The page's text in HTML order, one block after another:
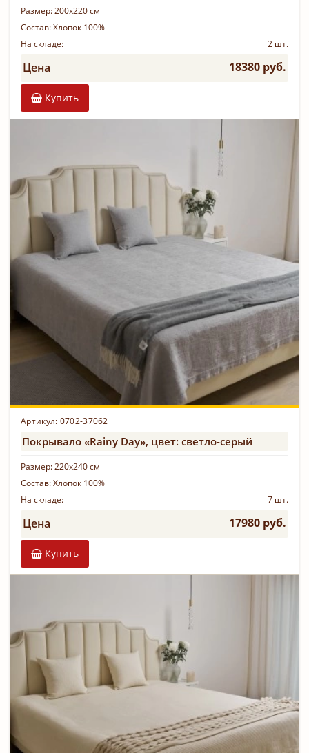
Размер:200х220 см
Состав:Хлопок 100%
На складе:
2 шт.
Цена 18380 руб.
Купить
Артикул: 0702-37062
Покрывало «Rainy Day», цвет: светло-серый
Размер:220х240 см
Состав:Хлопок 100%
На складе:
7 шт.
Цена 17980 руб.
Купить